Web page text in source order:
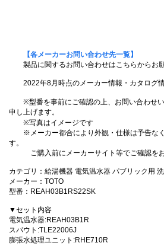
【各メーカーお問い合わせ先一覧】
製品に関するお問い合わせはこちらからお願
2022年8月時点のメーカー情報・カタログ情
※型番を事前にご確認の上、お問い合わせい
申し上げます。
※写真はイメージです
※メーカー都合により外観・仕様は予告なく
す。
ご購入前にメーカーサイト等でご確認をお
カテゴリ：給湯機器 電気温水器 パブリック用
メーカー：TOTO
型番：REAH03B1RS22SK
▼セット内容
電気温水器:REAH03B1R
スパウト:TLE22006J
膨張水処理ユニット:RHE710R